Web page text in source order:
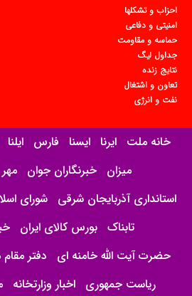
احزاب و تشکلها
امنیتی و دفاعی
حماسه و مقاومت
جداول لیگ
نتایج زنده
تعاون و اشتغال
نفت و انرژی
خانه ملت ایرنا ایسنا فارس ایلنا
میزان خبرنگاران جوان مهر
استانداری آذربایجان شرقی
شورای
تابناک بورس کالای ایران
حضرت آیت الله خامنه ای
دفتر
ریاست جمهوری اخبار وزارتخانه